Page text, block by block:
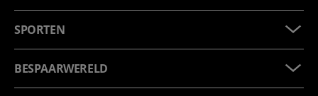
SPORTEN
BESPAARWERELD